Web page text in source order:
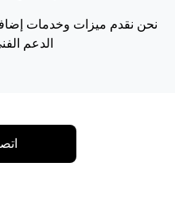
نحن نقدم ميزات وخدمات
الدعم